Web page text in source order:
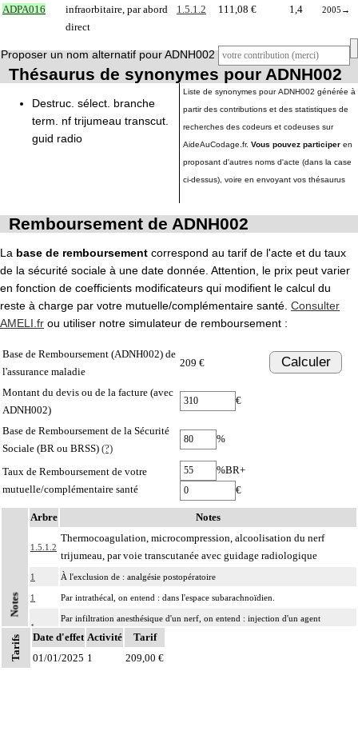
ADPA016
infraorbitaire, par abord
direct
1.5.1.2 111,08 € 1,4 2005 →
Proposer un nom alternatif pour ADNH002
Thésaurus de synonymes pour ADNH002
Destruc. sélect. branche
term. nf trijumeau transcut.
guid radio
Liste de synonymes pour ADNH002 générée à
partir des contributions et des statistiques de
recherches des codeurs et codeuses sur
AideAuCodage.fr. Vous pouvez participer en
proposant d'autres noms d'acte (dans la case
ci-dessus), voire en envoyant vos thésaurus
Remboursement de ADNH002
La base de remboursement correspond au tarif de l'acte et du taux
de la sécurité sociale à une date donnée. Attention, le prix peut varier
en fonction de coefficients modificateurs qui modifient le calcul du
reste à charge par votre mutuelle/complémentaire santé. Consulter
AMELI.fr ou utiliser notre simulateur de remboursement :
Base de Remboursement (ADNH002) de
l'assurance maladie
209 € Calculer
Montant du devis ou de la facture (avec
ADNH002)
€
Base de Remboursement de la Sécurité
Sociale (BR ou BRSS) (?)
%
Taux de Remboursement de votre
mutuelle/complémentaire santé
%BR+
€
Notes
Arbre Notes
1.5.1.2
Thermocoagulation, microcompression, alcoolisation du nerf
trijumeau, par voie transcutanée avec guidage radiologique
1 À l'exclusion de : analgésie postopératoire
1 Par intrathécal, on entend : dans l'espace subarachnoïdien.
1
Par infiltration anesthésique d'un nerf, on entend : injection d'un agent
pharmacologique au contact d'un nerf, par voie transcutanée.
Par bloc anesthésique continu d'un nerf, on entend : injection d'un agent
Tarifs Date d'effet Activité
Tarif
01/01/2025 1 209,00 €